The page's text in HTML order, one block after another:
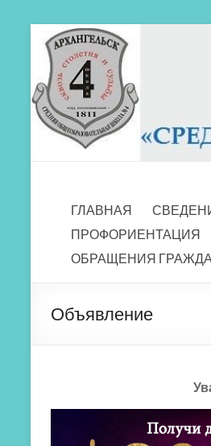
Перейти
содержимому
МБОУ СШ 4
ГЛАВНАЯ
ПРОФОРИЕНТАЦИЯ
ОБРАЩЕНИЯ
Объявление